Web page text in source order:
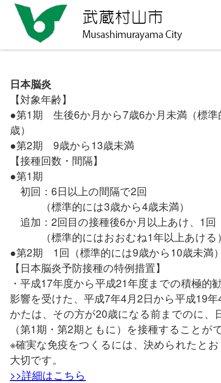
日本脳炎
【対象年齢】
●第1期 生後6か月から7歳6か月未満（標
歳）
●第2期 9歳から13歳未満
【接種回数・間隔】
●第1期
初回：6日以上の間隔で2回
（標準的には3歳から4歳未満）
追加：2回目の接種後6か月以上あけ、1回
（標準的にはおおむね1年以上あける
●第2期 1回（標準的には9歳から10歳未満
【日本脳炎予防接種の特例措置】
・平成17年度から平成21年度までの積極的
影響を受けた、平成7年4月2日から平成19
かたは、その方が20歳になる前までのに、
（第1期・第2期ともに）を接種することが
※確実な免疫をつくるには、決められたと
大切です。
>>詳細はこちら